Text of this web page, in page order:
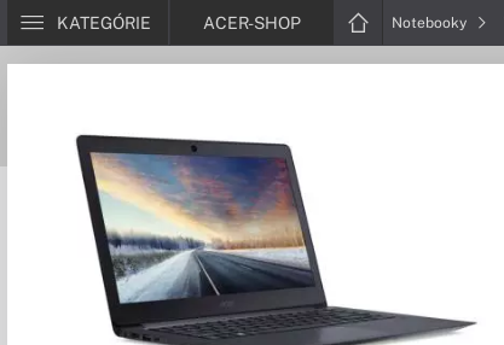
KATEGÓRIE ACER-SHOP Notebooky